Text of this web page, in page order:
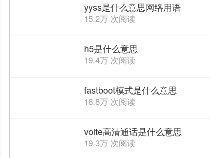
yyss是什么意思网络用语
15.2万 次阅读
h5是什么意思
19.4万 次阅读
fastboot模式是什么意思
18.8万 次阅读
volte高清通话是什么意思
19.3万 次阅读